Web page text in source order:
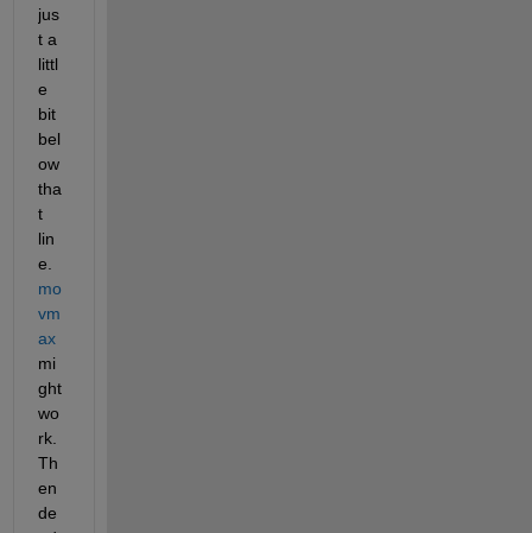
jus
t a
littl
e
bit
bel
ow
tha
t
lin
e.
mo
vm
ax
mi
ght
wo
rk.
Th
en
de